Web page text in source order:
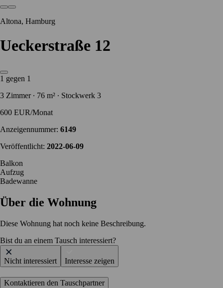
Altona, Hamburg
Ueckerstraße 12
1 gegen 1
3 Zimmer ∙ 76 m² ∙ Stockwerk 3
600 EUR/Monat
Anzeigennummer: 6149
Veröffentlicht: 2022-06-09
Balkon
Aufzug
Badewanne
Über die Wohnung
Diese Wohnung hat noch keine Beschreibung.
Bist du an einem Tausch interessiert?
Nicht interessiert Interesse zeigen
Kontaktieren den Tauschpartner